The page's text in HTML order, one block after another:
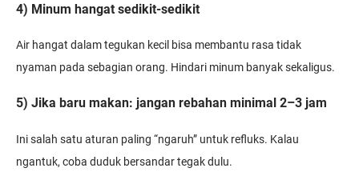
4) Minum hangat sedikit-sedikit
Air hangat dalam tegukan kecil bisa membantu rasa tidak
nyaman pada sebagian orang. Hindari minum banyak sekaligus.
5) Jika baru makan: jangan rebahan minimal 2–3 jam
Ini salah satu aturan paling “ngaruh” untuk refluks. Kalau
ngantuk, coba duduk bersandar tegak dulu.